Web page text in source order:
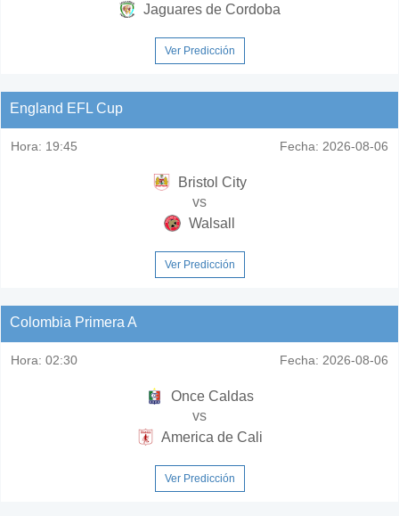
Jaguares de Cordoba
Ver Predicción
England EFL Cup
Hora: 19:45 Fecha: 2026-08-06
Bristol City
vs
Walsall
Ver Predicción
Colombia Primera A
Hora: 02:30 Fecha: 2026-08-06
Once Caldas
vs
America de Cali
Ver Predicción